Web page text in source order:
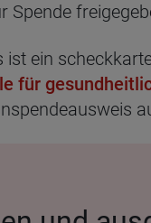
Spende
ist ein
für